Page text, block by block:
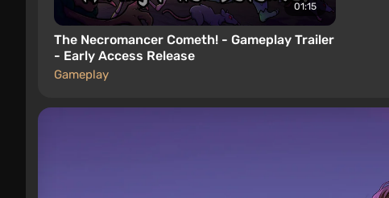
01:15
The Necromancer Cometh! - Gameplay Trailer
- Early Access Release
Gameplay